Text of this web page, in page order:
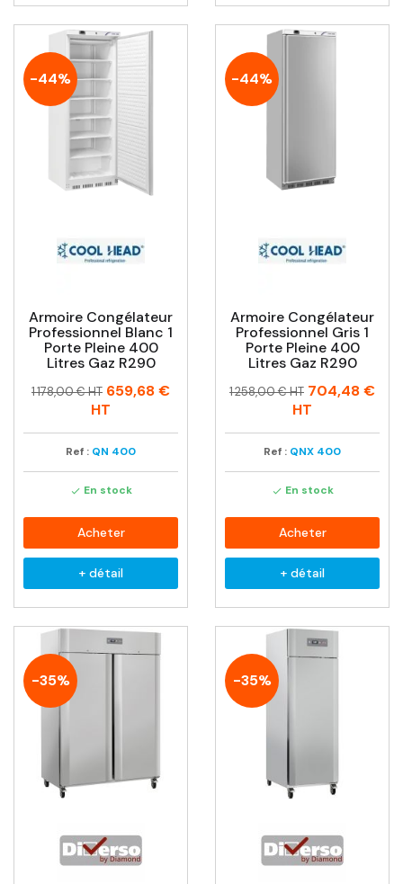
-44%
Armoire Congélateur
Professionnel Blanc 1
Porte Pleine 400
Litres Gaz R290
Prix
Prix
1 178,00 € HT 659,68 €
HT
Ref : QN 400
 En stock
Acheter
+ détail
-44%
Armoire Congélateur
Professionnel Gris 1
Porte Pleine 400
Litres Gaz R290
Prix
Prix
1 258,00 € HT 704,48 €
HT
Ref : QNX 400
 En stock
Acheter
+ détail
-35% -35%